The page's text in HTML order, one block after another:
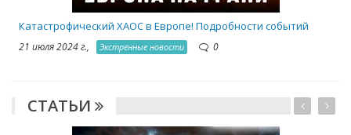
Катастрофический ХАОС в Европе! Подробности событий
21 июля 2024 г., Экстренные новости 0
СТАТЬИ